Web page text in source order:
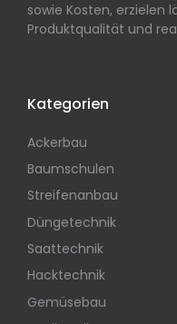
sowie Kosten, erzielen
Produktqualität und
Kategorien
Ackerbau
Baumschulen
Streifenanbau
Düngetechnik
Saattechnik
Hacktechnik
Gemüsebau